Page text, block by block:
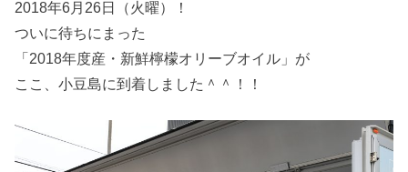
2018年6月26日（火曜）！
ついに待ちにまった
「2018年度産・新鮮檸檬オリーブオイル」が
ここ、小豆島に到着しました＾＾！！